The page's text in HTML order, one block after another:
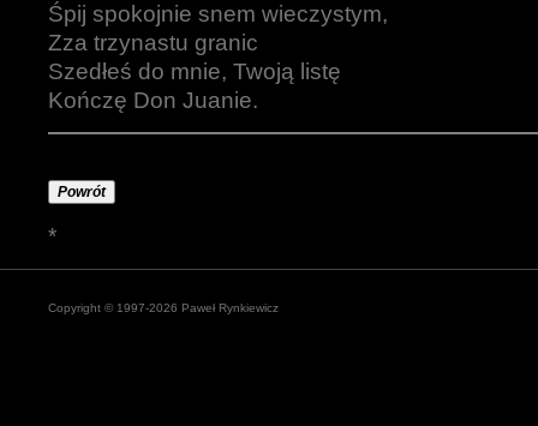
Śpij spokojnie snem wieczystym,
Zza trzynastu granic
Szedłeś do mnie, Twoją listę
Kończę Don Juanie.
Powrót
*
Copyright © 1997-2026 Paweł Rynkiewicz